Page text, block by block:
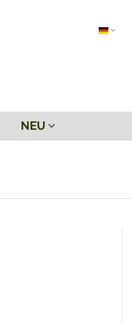
NEU